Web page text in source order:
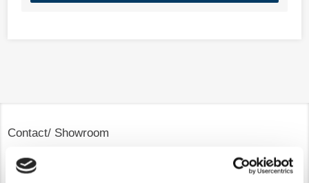
Contact/ Showroom
De Trompet 1141 in Heemskerk